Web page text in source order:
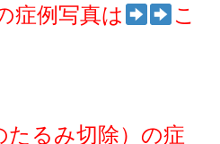
症例写真は こ
たるみ切除）の症